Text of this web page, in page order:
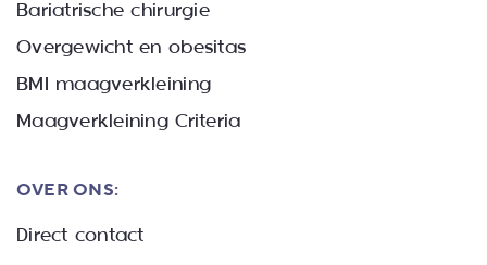
Bariatrische chirurgie
Overgewicht en obesitas
BMI maagverkleining
Maagverkleining Criteria
OVER ONS:
Direct contact